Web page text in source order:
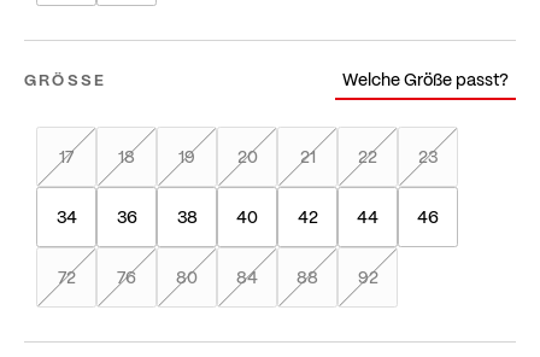
GRÖSSE Welche Größe passt?
17 18 19 20 21 22 23
34 36 38 40 42 44 46
72 76 80 84 88 92